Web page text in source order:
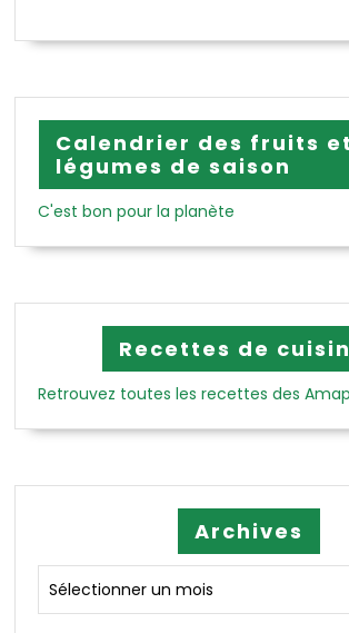
Calendrier des fruits et
légumes de saison
C'est bon pour la planète
Recettes de
Retrouvez toutes les recettes des
Archives